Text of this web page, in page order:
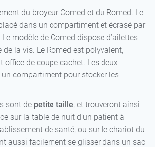
du broyeur Comed et du Romed. Le
dans un compartiment et écrasé par
Le modèle de Comed dispose d’ailettes
la vis. Le Romed est polyvalent,
office de coupe cachet. Les deux
compartiment pour stocker les
sont de petite taille, et trouveront ainsi
sur la table de nuit d’un patient à
de santé, ou sur le chariot du
aussi facilement se glisser dans un sac